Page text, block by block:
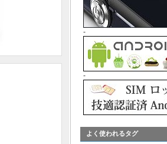
-
-
よく使われるタグ